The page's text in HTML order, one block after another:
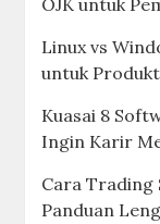
OJK untuk
Linux vs
untuk
Kuasai 8
Ingin Karir
Cara Trading
Panduan